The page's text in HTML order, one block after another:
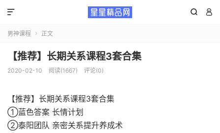
 

男神课程  正文
【推荐】长期关系课程3套合集
2020-02-10 阅读(1667) 评论(0)
【推荐】长期关系课程3套合集
①蓝色答案 长情计划
②泰阳团队 亲密关系提升养成术